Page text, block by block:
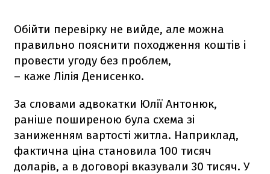
Обійти перевірку не вийде, але можна
правильно пояснити походження коштів і
провести угоду без проблем,
– каже Лілія Денисенко.
За словами адвокатки Юлії Антонюк,
раніше поширеною була схема зі
заниженням вартості житла. Наприклад,
фактична ціна становила 100 тисяч
доларів, а в договорі вказували 30 тисяч. У